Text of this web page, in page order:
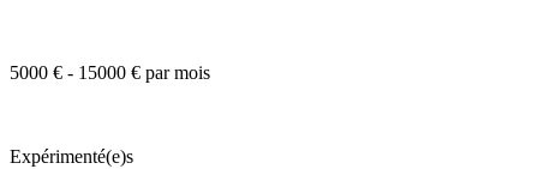
5000 € - 15000 € par mois
Expérimenté(e)s